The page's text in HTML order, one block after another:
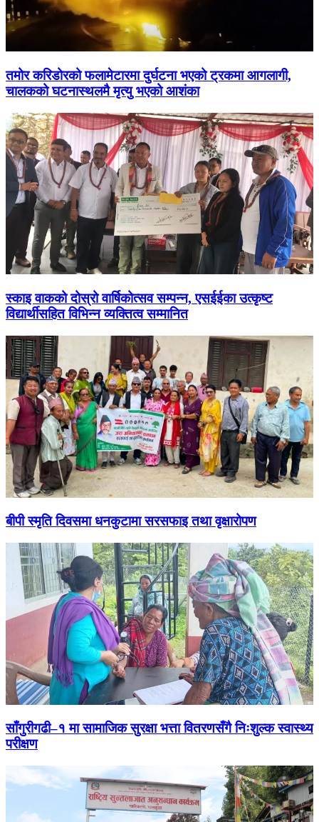
तमोर करिडोरको फलामेटारमा दुर्घटना भएको ट्रकमा आगलागी,
चालकको घटनास्थलमै मृत्यु भएको आशंका
स्काइ वाकको दोस्रो वार्षिकोत्सव सम्पन्न, एसईईका उत्कृष्ट
विद्यार्थीसहित विभिन्न व्यक्तित्व सम्मानित
बीपी स्मृति दिवसमा धनकुटामा सरसफाइ तथा वृक्षारोपण
साँगुरीगढी–१ मा सामाजिक सुरक्षा भत्ता वितरणसँगै निःशुल्क स्वास्थ्य
परीक्षण